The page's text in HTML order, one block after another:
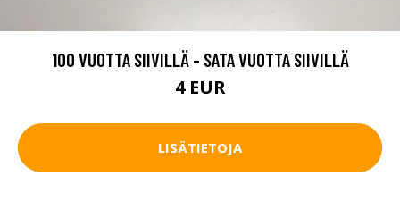
100 VUOTTA SIIVILLÄ - SATA VUOTTA SIIVILLÄ
4 EUR
LISÄTIETOJA